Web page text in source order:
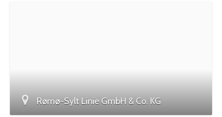
Rømø-Sylt Linie GmbH & Co. KG